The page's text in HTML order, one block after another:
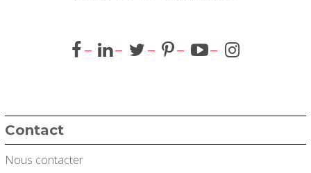
Contact
Nous contacter